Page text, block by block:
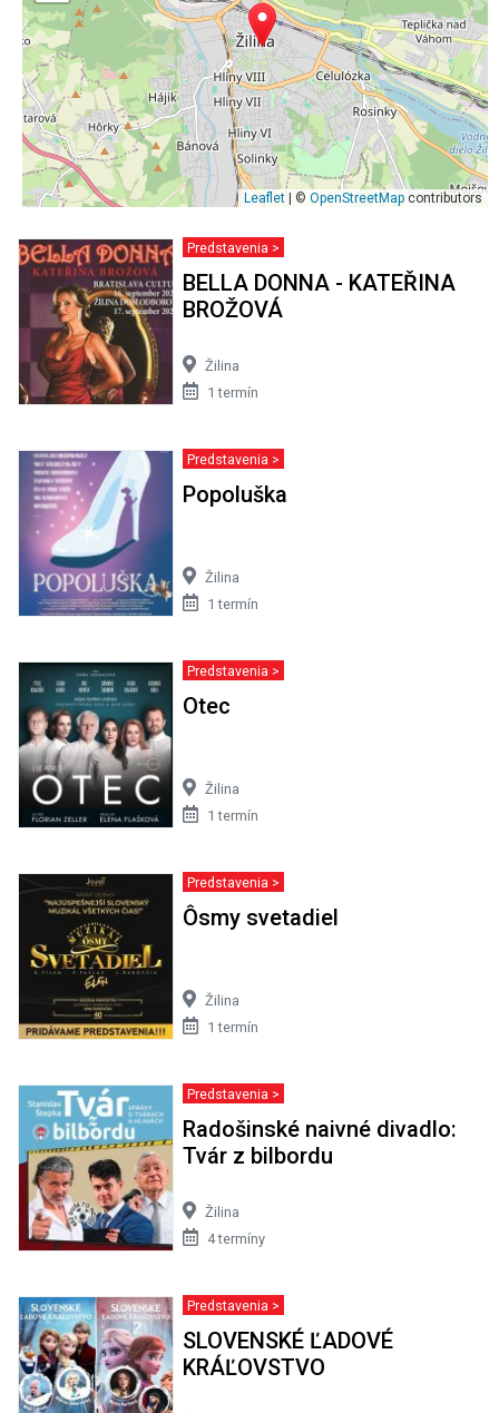
Leaflet | © OpenStreetMap contributors
Predstavenia >
BELLA DONNA - KATEŘINA
BROŽOVÁ
Žilina
1 termín
Predstavenia >
Popoluška
Žilina
1 termín
Predstavenia >
Otec
Žilina
1 termín
Predstavenia >
Ôsmy svetadiel
Žilina
1 termín
Predstavenia >
Radošinské naivné divadlo:
Tvár z bilbordu
Žilina
4 termíny
Predstavenia >
SLOVENSKÉ ĽADOVÉ
KRÁĽOVSTVO